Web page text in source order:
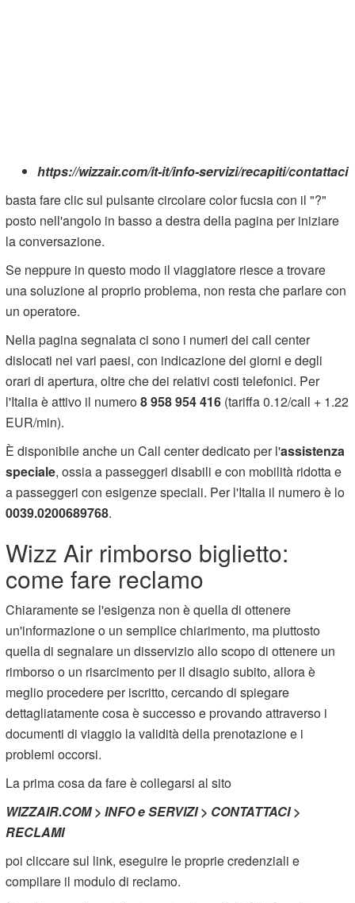
https://wizzair.com/it-it/info-servizi/recapiti/contattaci
basta fare clic sul pulsante circolare color fucsia con il "?"
posto nell'angolo in basso a destra della pagina per iniziare
la conversazione.
Se neppure in questo modo il viaggiatore riesce a trovare
una soluzione al proprio problema, non resta che parlare con
un operatore.
Nella pagina segnalata ci sono i numeri dei call center
dislocati nei vari paesi, con indicazione dei giorni e degli
orari di apertura, oltre che dei relativi costi telefonici. Per
l'Italia è attivo il numero8 958 954 416 (tariffa 0.12/call + 1.22
EUR/min).
È disponibile anche un Call center dedicato per l'assistenza
speciale, ossia a passeggeri disabili e con mobilità ridotta e
a passeggeri con esigenze speciali. Per l'Italia il numero è lo
0039.0200689768.
Wizz Air rimborso biglietto:
come fare reclamo
Chiaramente se l'esigenza non è quella di ottenere
un'informazione o un semplice chiarimento, ma piuttosto
quella di segnalare un disservizio allo scopo di ottenere un
rimborso o un risarcimento per il disagio subito, allora è
meglio procedere per iscritto, cercando di spiegare
dettagliatamente cosa è successo e provando attraverso i
documenti di viaggio la validità della prenotazione e i
problemi occorsi.
La prima cosa da fare è collegarsi al sito
WIZZAIR.COM > INFO e SERVIZI > CONTATTACI >
RECLAMI
poi cliccare sul link, eseguire le proprie credenziali e
compilare il modulo di reclamo.